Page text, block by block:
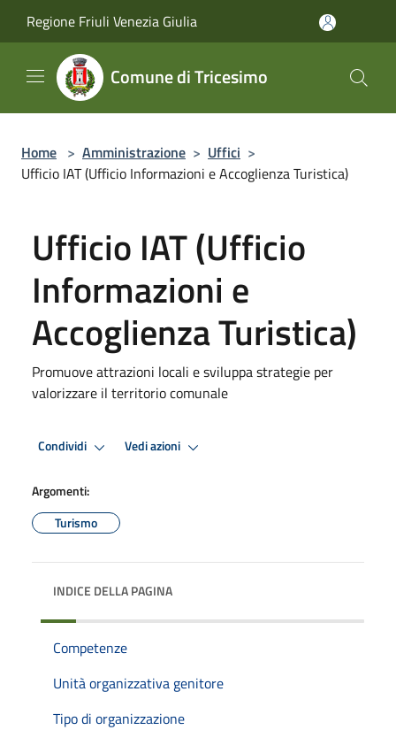
Regione Friuli Venezia Giulia
Comune di Tricesimo
Home > Amministrazione > Uffici >
Ufficio IAT (Ufficio Informazioni e Accoglienza Turistica)
Ufficio IAT (Ufficio
Informazioni e
Accoglienza Turistica)
Promuove attrazioni locali e sviluppa strategie per
valorizzare il territorio comunale
Condividi Vedi azioni
Argomenti:
Turismo
INDICE DELLA PAGINA
Competenze
Unità organizzativa genitore
Tipo di organizzazione